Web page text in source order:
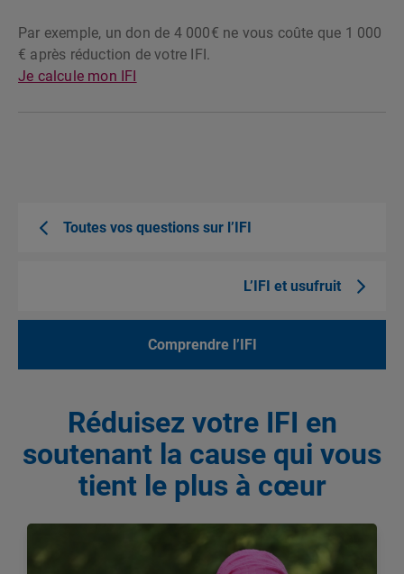
Par exemple, un don de 4 000€ ne vous coûte que 1 000
€ après réduction de votre IFI.
Je calcule mon IFI
Toutes vos questions sur l’IFI
Comprendre l’IFI
L’IFI et usufruit
Réduisez votre IFI en
soutenant la cause qui vous
tient le plus à cœur